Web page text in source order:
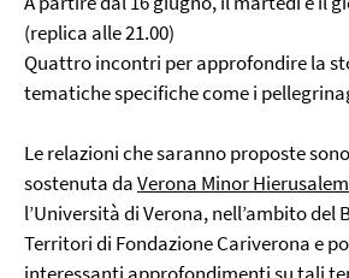
(replica alle 21.00)
Quattro incontri per approfondire la
tematiche specifiche come i
Le relazioni che saranno proposte
sostenuta daVerona Minor Hierusalem
l’Università di Verona, nell’ambito del
Territori di Fondazione Cariverona e